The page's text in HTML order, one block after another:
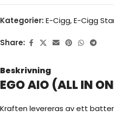
Kategorier: E-Cigg,E-Cigg
Share:
Beskrivning
EGO AIO (ALL IN
Kraften levereras av ett